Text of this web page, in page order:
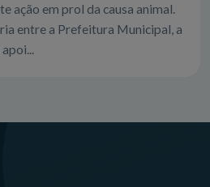
ação em prol da causa animal.
entre a Prefeitura Municipal, a